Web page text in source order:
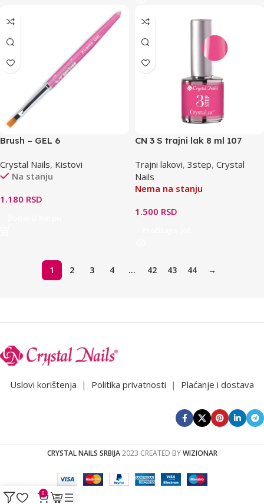
Brush – GEL 6
Crystal Nails, Kistovi
Na stanju
1.180 RSD
CN 3 S trajni lak 8 ml 107
Trajni lakovi, 3step, Crystal
Nails
Nema na stanju
1.500 RSD
1 2 3 4 … 42 43 44 →
Uslovi korištenja | Politika privatnosti | Plaćanje i dostava
CRYSTAL NAILS SRBIJA 2023 CREATED BYWIZIONAR
0